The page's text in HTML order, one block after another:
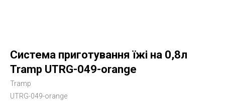
Система приготування їжі на 0,8л
Tramp UTRG-049-orange
Tramp
UTRG-049-orange